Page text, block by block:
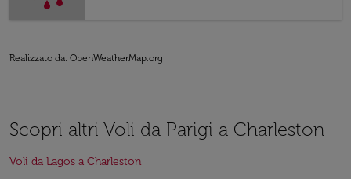
Realizzato da: OpenWeatherMap.org
Scopri altri Voli da Parigi a Charleston
Voli da Lagos a Charleston